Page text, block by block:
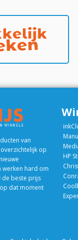
van
op
werken hard om
de beste prijs
dat moment
HP